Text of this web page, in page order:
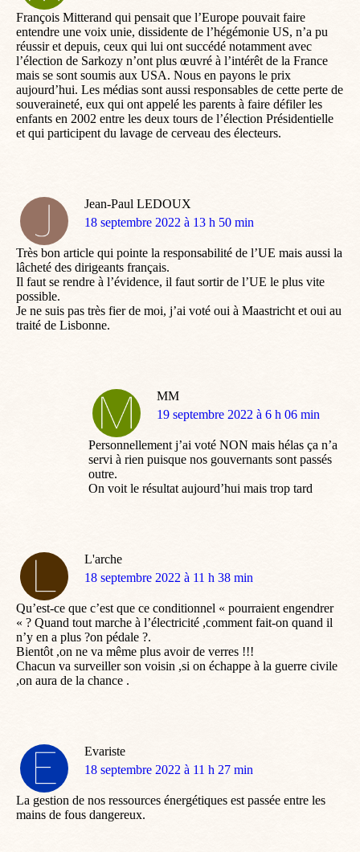
François Mitterand qui pensait que l’Europe pouvait faire
entendre une voix unie, dissidente de l’hégémonie US, n’a pu
réussir et depuis, ceux qui lui ont succédé notamment avec
l’élection de Sarkozy n’ont plus œuvré à l’intérêt de la France
mais se sont soumis aux USA. Nous en payons le prix
aujourd’hui. Les médias sont aussi responsables de cette perte de
souveraineté, eux qui ont appelé les parents à faire défiler les
enfants en 2002 entre les deux tours de l’élection Présidentielle
et qui participent du lavage de cerveau des électeurs.
Jean-Paul LEDOUX
dit
18 septembre 2022 à 13 h 50 min
Très bon article qui pointe la responsabilité de l’UE mais aussi la
lâcheté des dirigeants français.
Il faut se rendre à l’évidence, il faut sortir de l’UE le plus vite
possible.
Je ne suis pas très fier de moi, j’ai voté oui à Maastricht et oui au
traité de Lisbonne.
MM
dit
19 septembre 2022 à 6 h 06 min
Personnellement j’ai voté NON mais hélas ça n’a
servi à rien puisque nos gouvernants sont passés
outre.
On voit le résultat aujourd’hui mais trop tard
L'arche
dit
18 septembre 2022 à 11 h 38 min
Qu’est-ce que c’est que ce conditionnel « pourraient engendrer
« ? Quand tout marche à l’électricité ,comment fait-on quand il
n’y en a plus ?on pédale ?.
Bientôt ,on ne va même plus avoir de verres !!!
Chacun va surveiller son voisin ,si on échappe à la guerre civile
,on aura de la chance .
Evariste
dit
18 septembre 2022 à 11 h 27 min
La gestion de nos ressources énergétiques est passée entre les
mains de fous dangereux.